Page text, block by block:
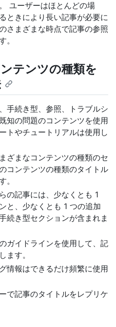
ユーザーはほとんどの場
ときにより長い記事が必要に
さまざまな時点で記事の参照
。
テンツの種類を
手続き型、参照、トラブルシ
知の問題のコンテンツを使用
トやチュートリアルは使用し
ざまなコンテンツの種類のセ
コンテンツの種類のタイトル
。
の記事には、少なくとも 1
と、少なくとも 1 つの追加
続き型セクションが含まれま
ガイドラインを使用して、記
ます。
情報はできるだけ頻繁に使用
で記事のタイトルをレプリケ